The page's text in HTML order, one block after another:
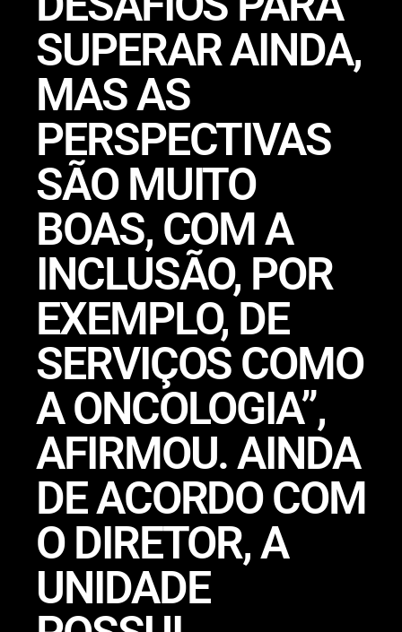
SUPERAR AINDA,
MAS AS
PERSPECTIVAS
SÃO MUITO
BOAS, COM A
INCLUSÃO, POR
EXEMPLO, DE
SERVIÇOS COMO
A ONCOLOGIA”,
AFIRMOU. AINDA
DE ACORDO COM
O DIRETOR, A
UNIDADE